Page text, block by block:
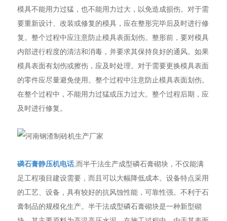
模具不能用力过猛，也不能用力过大，以免造成损伤。对于需
要重新设计、改装或修复的模具，应在整形完毕后及时进行修
复。整个过程中应注意防止模具表面划伤。整形前，要对模具
内部进行程度的清洁和消毒，并要求其保持良好的通风。如果
模具表面有划伤或擦伤，应及时处理。对于需要更换模具表面
的零件应尽量避免使用。整个过程中注意防止模具表面划伤。
在整个过程中，不能用力过猛或压力过大。整个过程后期，应
及时进行修复。
磷石膏静压机电话,而半干法生产成型磷石膏砌块，不仅能满
足工程项目建设需要，而且可以大幅降低成本。设备特点采用
的工艺、设备，具有较好的抗风蚀性能，可靠性强。不利于石
膏制品的规模化生产。半干法成型磷石膏砌块是一种新型砌